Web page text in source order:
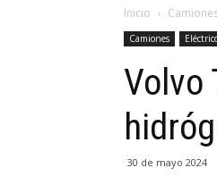
Inicio
Camiones
Volvo
30 de mayo 2024